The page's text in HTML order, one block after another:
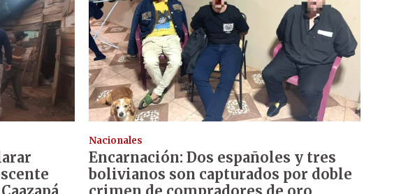
Nacionales
Encarnación: Dos españoles y tres
bolivianos son capturados por doble